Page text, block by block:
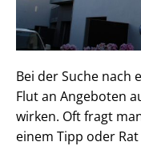
Bei der Suche nach
Flut an Angeboten
wirken. Oft fragt
einem Tipp oder